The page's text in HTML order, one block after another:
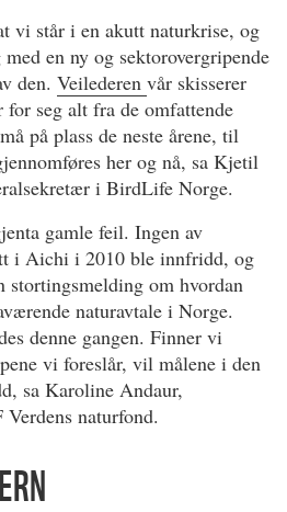
vi står i en akutt naturkrise, og
en ny og sektorovergripende
den. Veilederen vår skisserer
seg alt fra de omfattende
på plass de neste årene, til
her og nå, sa Kjetil
i BirdLife Norge.
gamle feil. Ingen av
i Aichi i 2010 ble innfridd, og
stortingsmelding om hvordan
naturavtale i Norge.
denne gangen. Finner vi
vi foreslår, vil målene i den
sa Karoline Andaur,
naturfond.